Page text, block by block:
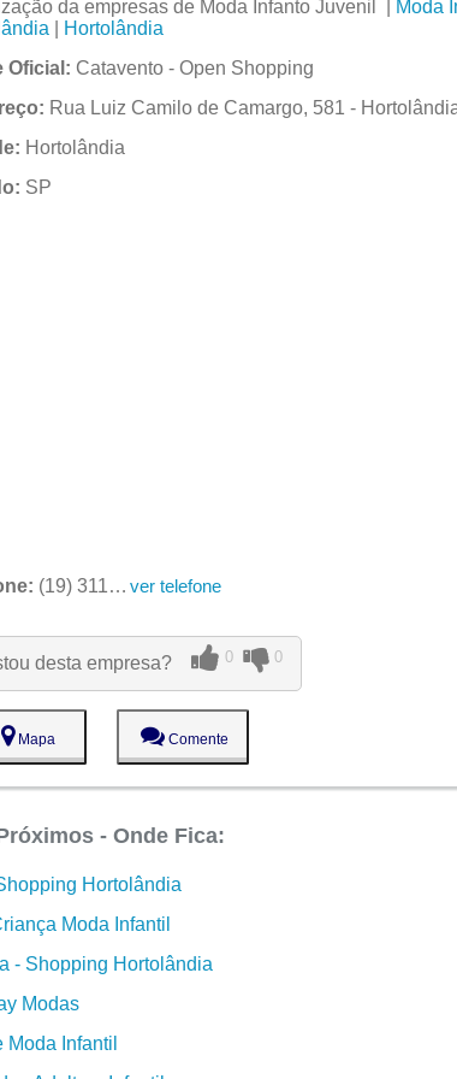
da empresas de Moda Infanto Juvenil |
Moda
Hortolândia
Oficial: Catavento - Open Shopping
Rua Luiz Camilo de Camargo, 581 -
Hortolândia
SP
(19) 3116-9061 ver telefone
desta empresa? 0 0
Mapa Comente
- Onde Fica:
Hortolândia
Moda Infantil
- Shopping Hortolândia
Modas
Moda Infantil